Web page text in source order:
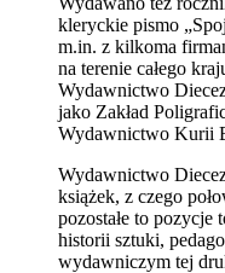
kleryckie pismo
m.in. z kilkoma
na terenie całego
Wydawnictwo
jako Zakład
Wydawnictwo Kurii
Wydawnictwo
książek, z czego
pozostałe to pozycje
historii sztuki,
wydawniczym tej